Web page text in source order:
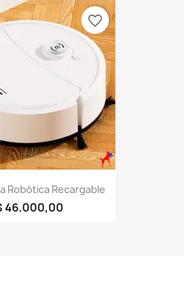
Robótica Recargable
46.000,00
favorite_border